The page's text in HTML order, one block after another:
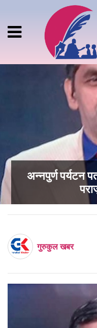
अन्नपुर्ण पर्यटन
गुरुकुल खबर